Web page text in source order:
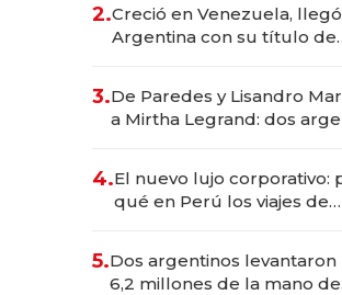
2.Creció en Venezuela,
Argentina con su título de
las marcas "fast premium"
3.De Paredes y Lisandro
a Mirtha Legrand: dos
4.El nuevo lujo corporativo:
qué en Perú los viajes de
transformadoras
5.Dos argentinos levantaron
6,2 millones de la mano de